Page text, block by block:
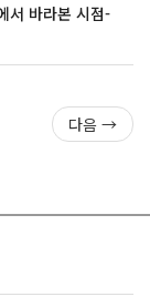
서 바라본 시점-
다음 →